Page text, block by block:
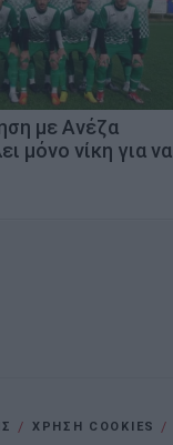
με Ανέζα
μόνο νίκη για να
ΧΡΗΣΗ COOKIES